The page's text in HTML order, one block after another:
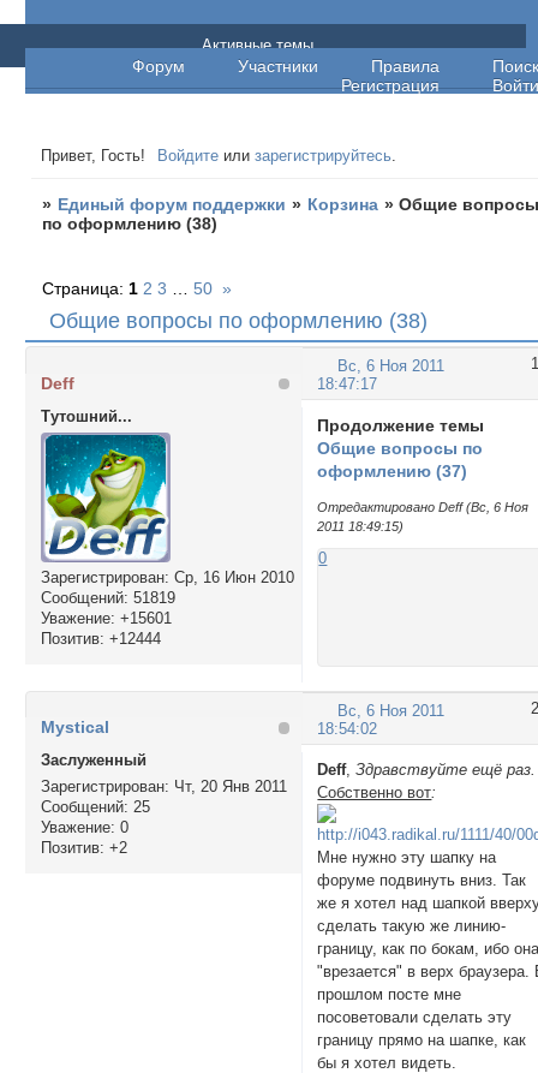
Единый форум поддержки
Форум Участники Правила
Поиск
Регистрация
Войти
Активные темы
Привет, Гость! Войдите илизарегистрируйтесь.
» Единый форум поддержки » Корзина »Общие
по оформлению (38)
Общие вопросы по оформлению (38)
Страница: 1 2 3 50 »
1
Вс, 6 Ноя 2011
18:47:17
Deff
Тутошний...
Зарегистрирован: Ср, 16 Июн 2010
Сообщений: 51819
Уважение: +15601
Позитив: +12444
Продолжение темы
Общие вопросы по
оформлению (37)
Отредактировано Deff (Вс, 6 Ноя
2011 18:49:15)
0
2
Вс, 6 Ноя 2011
18:54:02
Mystical
Заслуженный
Зарегистрирован: Чт, 20 Янв 2011
Сообщений: 25
Уважение: 0
Позитив: +2
Deff,Здравствуйте ещё раз.
Собственно вот:
Мне нужно эту шапку на
форуме подвинуть вниз. Так
же я хотел над шапкой
сделать такую же линию-
границу, как по бокам, ибо
"врезается" в верх браузера.
прошлом посте мне
посоветовали сделать эту
границу прямо на шапке, как
бы я хотел видеть.